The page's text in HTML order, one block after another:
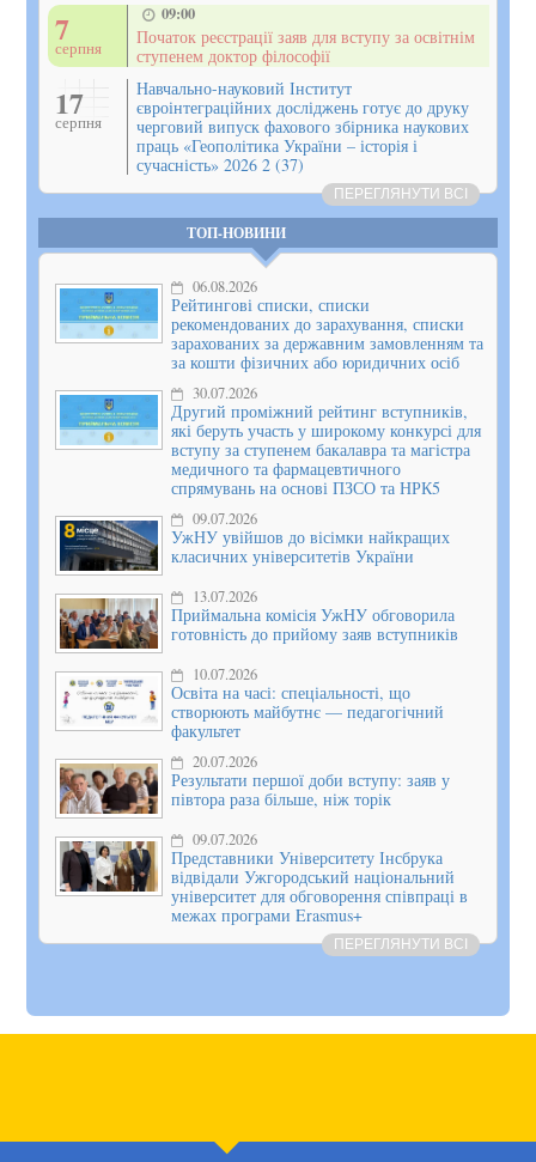
7
серпня
09:00
Початок реєстрації заяв для вступу за освітнім
ступенем доктор філософії
17
серпня
Навчально-науковий Інститут
євроінтеграційних досліджень готує до друку
черговий випуск фахового збірника наукових
праць «Геополітика України – історія і
сучасність» 2026 2 (37)
ПЕРЕГЛЯНУТИ ВСІ
ТОП-НОВИНИ
06.08.2026
Рейтингові списки, списки
рекомендованих до зарахування, списки
зарахованих за державним замовленням та
за кошти фізичних або юридичних осіб
30.07.2026
Другий проміжний рейтинг вступників,
які беруть участь у широкому конкурсі для
вступу за ступенем бакалавра та магістра
медичного та фармацевтичного
спрямувань на основі ПЗСО та НРК5
09.07.2026
УжНУ увійшов до вісімки найкращих
класичних університетів України
13.07.2026
Приймальна комісія УжНУ обговорила
готовність до прийому заяв вступників
10.07.2026
Освіта на часі: спеціальності, що
створюють майбутнє — педагогічний
факультет
20.07.2026
Результати першої доби вступу: заяв у
півтора раза більше, ніж торік
09.07.2026
Представники Університету Інсбрука
відвідали Ужгородський національний
університет для обговорення співпраці в
межах програми Erasmus+
ПЕРЕГЛЯНУТИ ВСІ